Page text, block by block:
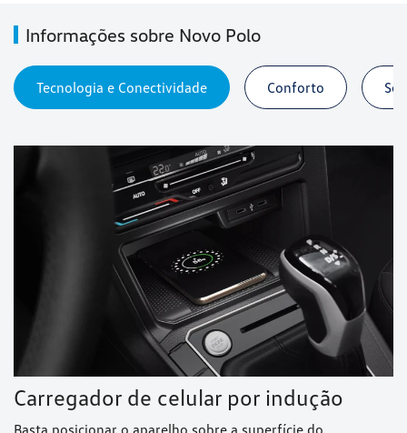
Informações sobre Novo Polo
Tecnologia e Conectividade Conforto
Carregador de celular por indução
Basta posicionar o aparelho sobre a superfície do